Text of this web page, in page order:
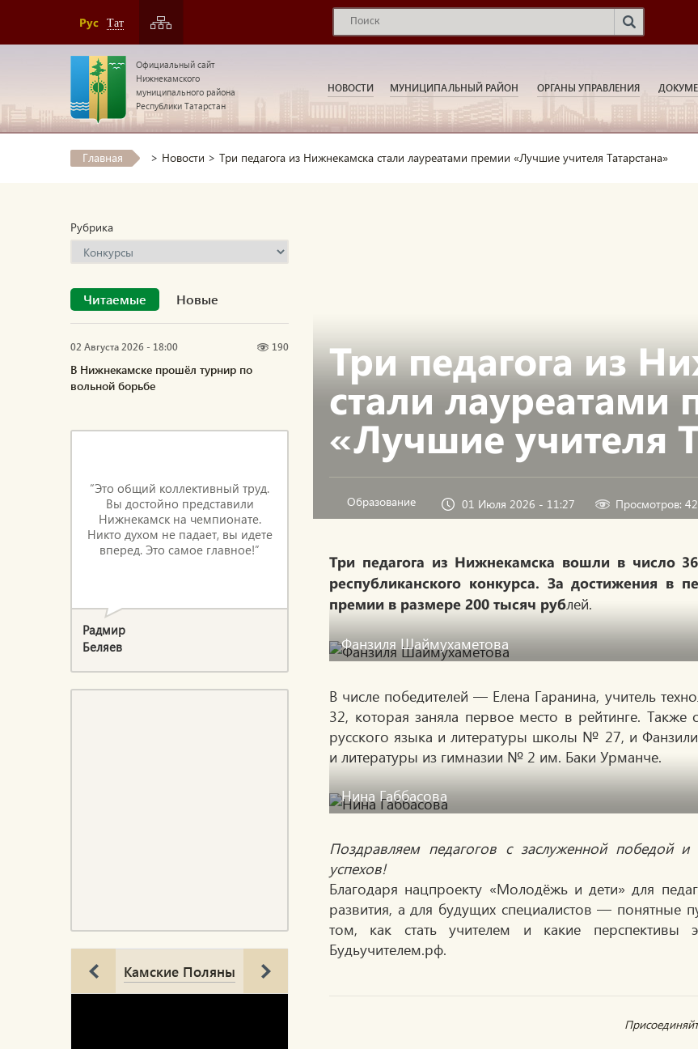
Рус Тат
Официальный сайт
Нижнекамского
муниципального района
Республики Татарстан
НОВОСТИ МУНИЦИПАЛЬНЫЙ РАЙОН ОРГАНЫ УПРАВЛЕНИЯ
Главная > Новости > Три педагога из Нижнекамска стали лауреатами премии «Лучшие учителя Татарстана»
Рубрика
Читаемые Новые
02 Августа 2026 - 18:00 190
В Нижнекамске прошёл турнир по
вольной борьбе
“Это общий коллективный труд.
Вы достойно представили
Нижнекамск на чемпионате.
Никто духом не падает, вы идете
вперед. Это самое главное!”
Радмир
Беляев
Камские Поляны
Три педагога из
стали лауреатами
«Лучшие учителя
Образование 01 Июля 2026 - 11:27 Просмотров:
Три педагога из Нижнекамска вошли в число
республиканского конкурса. За достижения в
премии в размере 200 тысяч рублей.
Фанзиля Шаймухаметова
В числе победителей — Елена Гаранина, учитель
32, которая заняла первое место в рейтинге. Также
русского языка и литературы школы № 27, и
и литературы из гимназии № 2 им. Баки Урманче.
Нина Габбасова
Поздравляем педагогов с заслуженной победой
успехов!
Благодаря нацпроекту «Молодёжь и дети» для
развития, а для будущих специалистов —
том, как стать учителем и какие
Будьучителем.рф.